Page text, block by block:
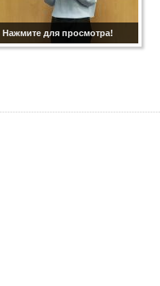
Нажмите для просмотра!